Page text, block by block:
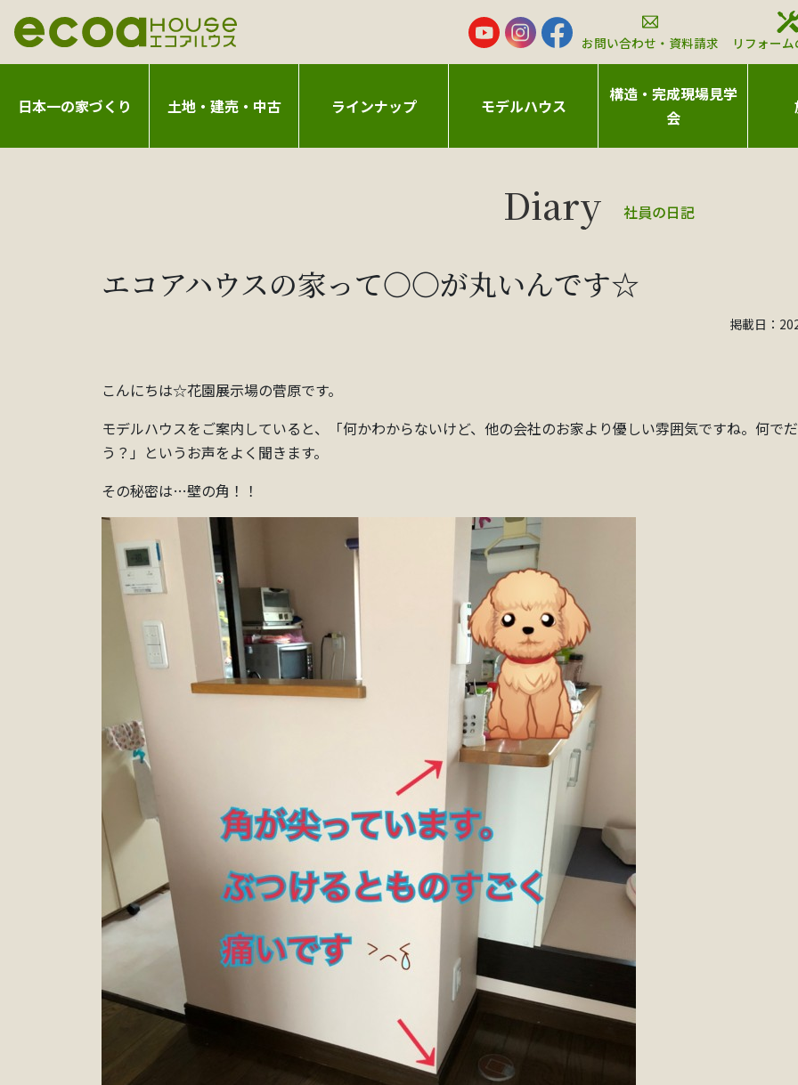
お問い合わせ・資料請求 リフォー
日本一の家づくり 土地・建売・中古 ラインナップ モデルハウス
構造・完成現場見学
会
社員の日記
エコアハウスの家って〇〇が丸いんです☆
掲載日：
こんにちは☆花園展示場の菅原です。
モデルハウスをご案内していると、「何かわからないけど、他の会社のお家より優しい雰囲気ですね。何で
う？」というお声をよく聞きます。
その秘密は…壁の角！！